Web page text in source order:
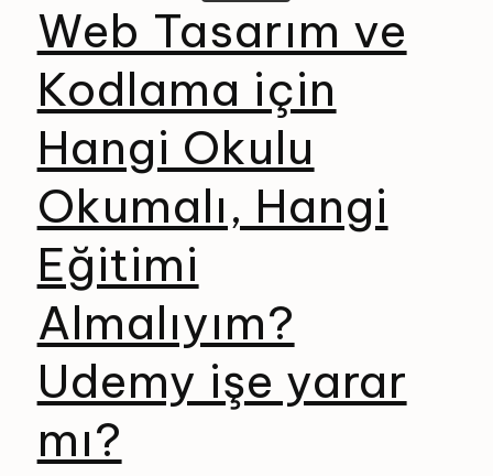
Web Tasarım ve
Kodlama için
Hangi Okulu
Okumalı, Hangi
Eğitimi
Almalıyım?
Udemy işe yarar
mı?